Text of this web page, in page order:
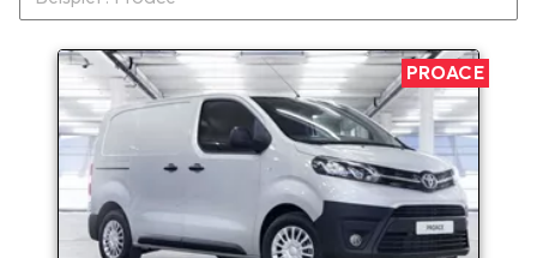
PROACE